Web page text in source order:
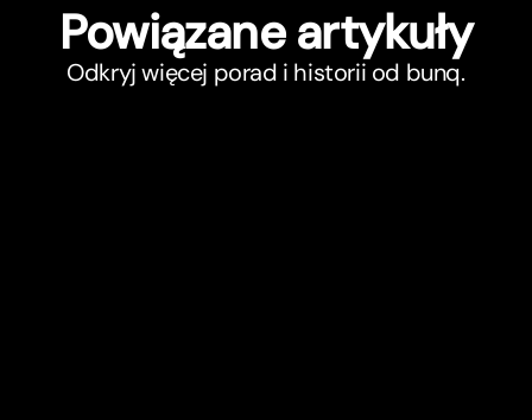
Powiązane artykuły
Odkryj więcej porad i historii od bunq.